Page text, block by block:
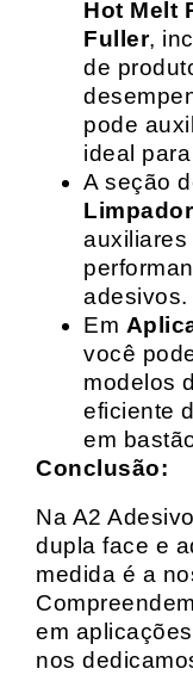
Hot Melt
Fuller,
de
pode
ideal
A seção
auxiliares
adesivos.
Em
você
modelos
eficiente
em
Conclusão:
Na A2
dupla face e
medida é a
em
nos